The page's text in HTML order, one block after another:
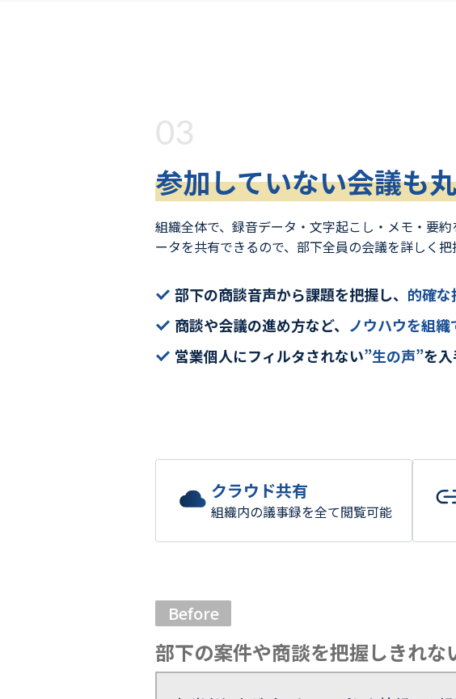
03
参加していない会議も
組織全体で、録音データ・文字起こし・メモ・要
ータを共有できるので、部下全員の会議を詳しく把
部下の商談音声から課題を把握し、 的確
商談や会議の進め方など、 ノウハウを組織
営業個人にフィルタされない”生の声”を
クラウド共有
組織内の議事録を全て閲覧可能
Before
部下の案件や商談を把握しきれな